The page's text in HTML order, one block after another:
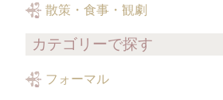
散策・食事・観劇
カテゴリーで探す
フォーマル